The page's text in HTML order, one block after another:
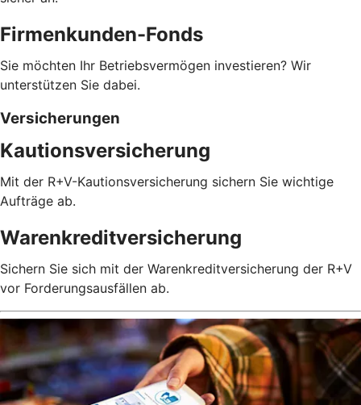
Firmenkunden-Fonds
Sie möchten Ihr Betriebsvermögen investieren? Wir
unterstützen Sie dabei.
Versicherungen
Kautionsversicherung
Mit der R+V-Kautionsversicherung sichern Sie wichtige
Aufträge ab.
Warenkreditversicherung
Sichern Sie sich mit der Warenkreditversicherung der R+V
vor Forderungsausfällen ab.